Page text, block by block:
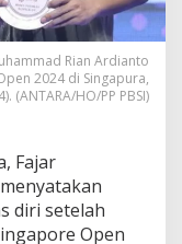
Rian Ardianto
2024 di Singapura,
(ANTARA/HO/PP PBSI)
Fajar
diri setelah
Open